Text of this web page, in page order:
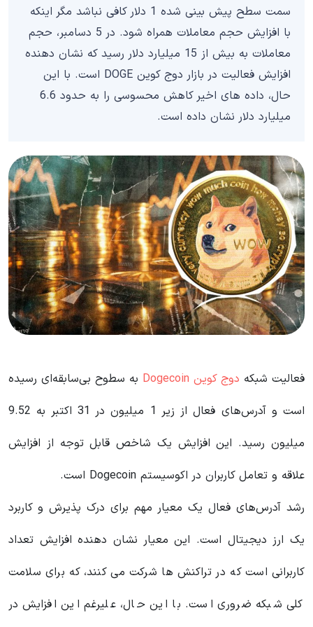
سمت سطح پیش بینی شده 1 دلار کافی نباشد مگر اینکه
با افزایش حجم معاملات همراه شود. در 5 دسامبر، حجم
معاملات به بیش از 15 میلیارد دلار رسید که نشان دهنده
افزایش فعالیت در بازار دوج کوین DOGE است. با این
حال، داده های اخیر کاهش محسوسی را به حدود 6.6
میلیارد دلار نشان داده است.
فعالیت شبکه دوج کوین Dogecoin
به سطوح بی‌سابقه‌ای رسیده
است و آدرس‌های فعال از زیر 1 میلیون در 31 اکتبر به 9.52
میلیون رسید. این افزایش یک شاخص قابل توجه از افزایش
علاقه و تعامل کاربران در اکوسیستم Dogecoin است.
رشد آدرس‌های فعال یک معیار مهم برای درک پذیرش و کاربرد
یک ارز دیجیتال است. این معیار نشان دهنده افزایش تعداد
کاربرانی است که در تراکنش ها شرکت می کنند، که برای سلامت
کلی شبکه ضروری است. با این حال، علیرغم این افزایش در